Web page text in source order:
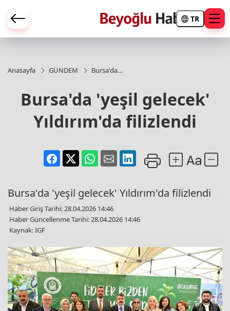
TR
Anasayfa GÜNDEM
Bursa'da
Yıldırım'da
filizlendi
Bursa'da 'yeşil gelecek'
Yıldırım'da filizlendi
Bursa'da 'yeşil gelecek' Yıldırım'da filizlendi
Haber Giriş Tarihi: 28.04.2026 14:46
Haber Güncellenme Tarihi: 28.04.2026 14:46
Kaynak: IGF